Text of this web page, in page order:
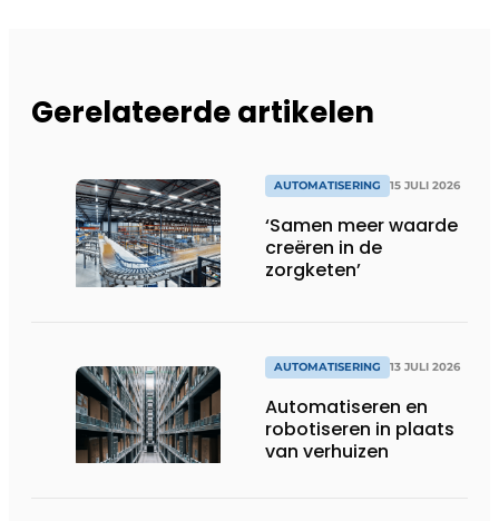
Gerelateerde artikelen
AUTOMATISERING 15 JULI 2026
‘Samen meer waarde
creëren in de
zorgketen’
AUTOMATISERING 13 JULI 2026
Automatiseren en
robotiseren in plaats
van verhuizen